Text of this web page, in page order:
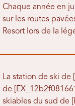
Chaque année en
sur les routes
Resort lors de la
La station de ski
de
skiables du sud de